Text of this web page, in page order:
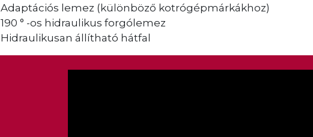
Adaptációs lemez (különböző kotrógépmárkákhoz)
190 ° -os hidraulikus forgólemez
Hidraulikusan állítható hátfal